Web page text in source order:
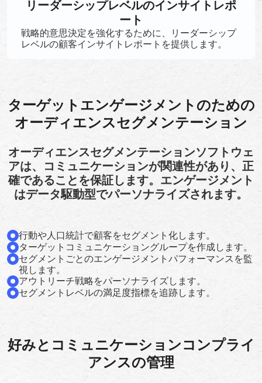
リーダーシップレベルのインサイトレポ
ート
戦略的意思決定を強化するために、リーダーシップ
レベルの顧客インサイトレポートを提供します。
ターゲットエンゲージメントのための
オーディエンスセグメンテーション
オーディエンスセグメンテーションソフトウェ
アは、コミュニケーションが関連性があり、正
確であることを保証します。エンゲージメント
はデータ駆動型でパーソナライズされます。
行動や人口統計で顧客をセグメント化します。
ターゲットコミュニケーショングループを作成します。
セグメントごとのエンゲージメントパフォーマンスを監
視します。
アウトリーチ戦略をパーソナライズします。
セグメントレベルの満足度指標を追跡します。
好みとコミュニケーションコンプライ
アンスの管理